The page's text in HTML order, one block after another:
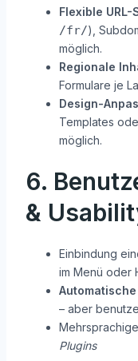
Flexible URL-
/fr/),
möglich.
Regionale
Formulare je
Design-
Templates
möglich.
6.
&
Einbindung
im Menü oder
– aber
Plugins